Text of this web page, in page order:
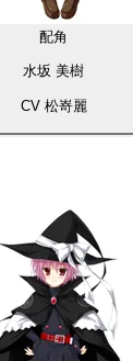
配角
水坂 美樹
CV 松嵜麗